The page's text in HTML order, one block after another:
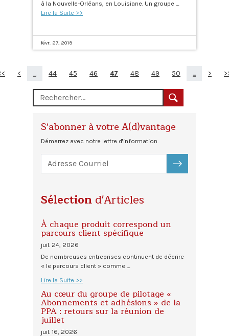
à la Nouvelle-Orléans, en Louisiane. Un groupe …
Lire la Suite >>
févr. 27, 2019
< ... 44 45 46 47 48 49 50 ... >
S'abonner à votre A(d)vantage
Démarrez avec notre lettre d'information.
S'ABONNER
Sélection d'Articles
À chaque produit correspond un
parcours client spécifique
juil. 24, 2026
De nombreuses entreprises continuent de décrire
« le parcours client » comme …
Lire la Suite >>
Au cœur du groupe de pilotage «
Abonnements et adhésions » de la
PPA : retours sur la réunion de
juillet
juil. 16, 2026